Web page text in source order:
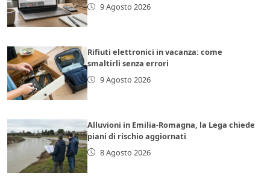
9 Agosto 2026
Rifiuti elettronici in vacanza: come
smaltirli senza errori
9 Agosto 2026
Alluvioni in Emilia-Romagna, la Lega chiede
piani di rischio aggiornati
8 Agosto 2026